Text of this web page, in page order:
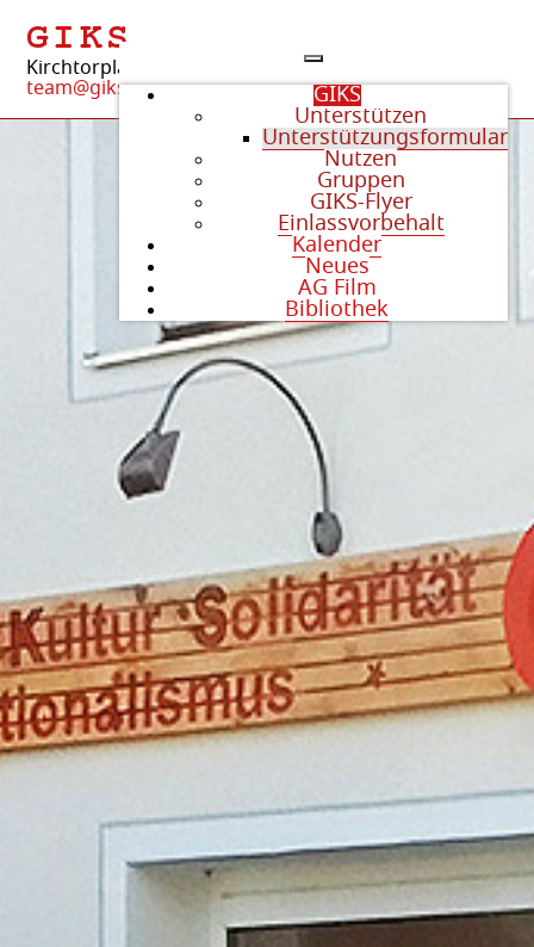
GIKS
Unterstützen
Unterstützungsformular
Nutzen
Gruppen
GIKS-Flyer
Einlassvorbehalt
Kalender
Neues
AG Film
Bibliothek
GIKS
Kirchtorplatz 4 | 84405 Dorfen
team@giks-dorfen.org